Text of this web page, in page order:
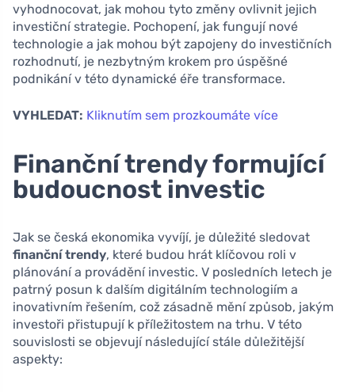
vyhodnocovat, jak mohou tyto změny ovlivnit jejich
investiční strategie. Pochopení, jak fungují nové
technologie a jak mohou být zapojeny do investičních
rozhodnutí, je nezbytným krokem pro úspěšné
podnikání v této dynamické éře transformace.
VYHLEDAT: Kliknutím sem prozkoumáte více
Finanční trendy formující
budoucnost investic
Jak se česká ekonomika vyvíjí, je důležité sledovat
finanční trendy, které budou hrát klíčovou roli v
plánování a provádění investic. V posledních letech je
patrný posun k dalším digitálním technologiím a
inovativním řešením, což zásadně mění způsob, jakým
investoři přistupují k příležitostem na trhu. V této
souvislosti se objevují následující stále důležitější
aspekty: